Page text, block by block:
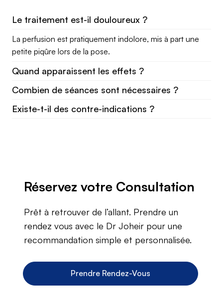
Réservez votre Consultation
Prêt à retrouver de l’allant. Prendre un
rendez vous avec le Dr Joheir pour une
recommandation simple et personnalisée.
Prendre Rendez-Vous
Le traitement est-il douloureux ?
La perfusion est pratiquement indolore, mis à part une
petite piqûre lors de la pose.
Quand apparaissent les effets ?
Combien de séances sont nécessaires ?
Existe-t-il des contre-indications ?